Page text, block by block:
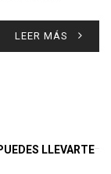
LEER MÁS
LLEVARTE